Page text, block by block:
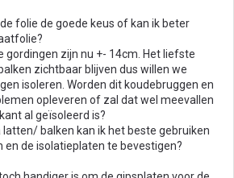
folie de goede keus of kan ik beter
gordingen zijn nu +- 14cm. Het liefste
zichtbaar blijven dus willen we
isoleren. Worden dit koudebruggen en
opleveren of zal dat wel meevallen
al geïsoleerd is?
latten/ balken kan ik het beste gebruiken
en de isolatieplaten te bevestigen?